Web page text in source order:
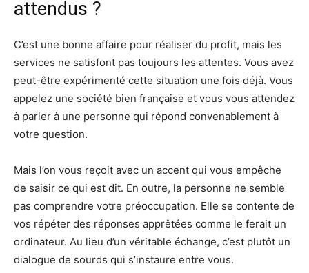
attendus ?
C’est une bonne affaire pour réaliser du profit, mais les
services ne satisfont pas toujours les attentes. Vous avez
peut-être expérimenté cette situation une fois déjà. Vous
appelez une société bien française et vous vous attendez
à parler à une personne qui répond convenablement à
votre question.
Mais l’on vous reçoit avec un accent qui vous empêche
de saisir ce qui est dit. En outre, la personne ne semble
pas comprendre votre préoccupation. Elle se contente de
vos répéter des réponses apprêtées comme le ferait un
ordinateur. Au lieu d’un véritable échange, c’est plutôt un
dialogue de sourds qui s’instaure entre vous.